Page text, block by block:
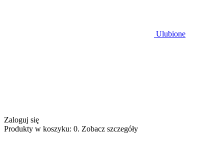
Ulubione
Zaloguj się
Produkty w koszyku: 0. Zobacz szczegóły